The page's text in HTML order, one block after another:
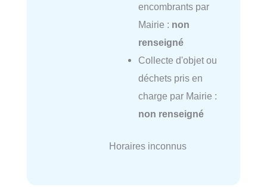
encombrants par
Mairie : non
renseigné
Collecte d'objet ou
déchets pris en
charge par Mairie :
non renseigné
Horaires inconnus